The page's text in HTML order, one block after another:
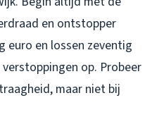
en ontstopper
euro en lossen zeventig
op. Probeer
maar niet bij